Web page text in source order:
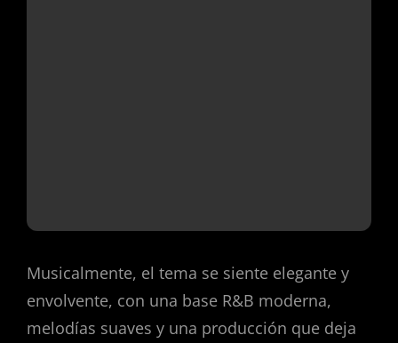
Musicalmente, el tema se siente elegante y
envolvente, con una base R&B moderna,
melodías suaves y una producción que deja